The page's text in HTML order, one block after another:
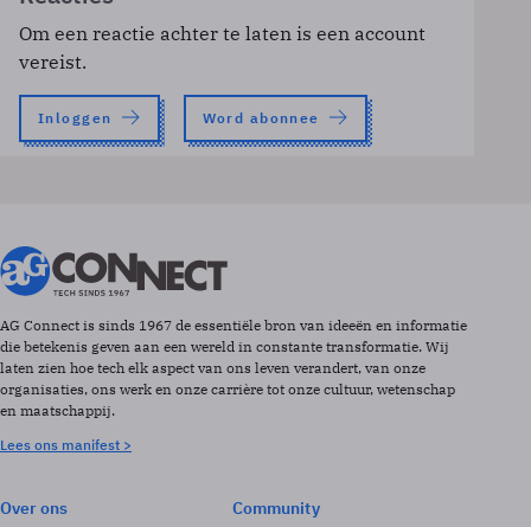
Om een reactie achter te laten is een account
vereist.
Inloggen Word abonnee
AG Connect is sinds 1967 de essentiële bron van ideeën en informatie
die betekenis geven aan een wereld in constante transformatie. Wij
laten zien hoe tech elk aspect van ons leven verandert, van onze
organisaties, ons werk en onze carrière tot onze cultuur, wetenschap
en maatschappij.
Lees ons manifest >
Over ons
Community